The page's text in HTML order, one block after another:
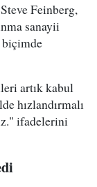
Feinberg,
sanayii
artık kabul
hızlandırmalı
ifadelerini